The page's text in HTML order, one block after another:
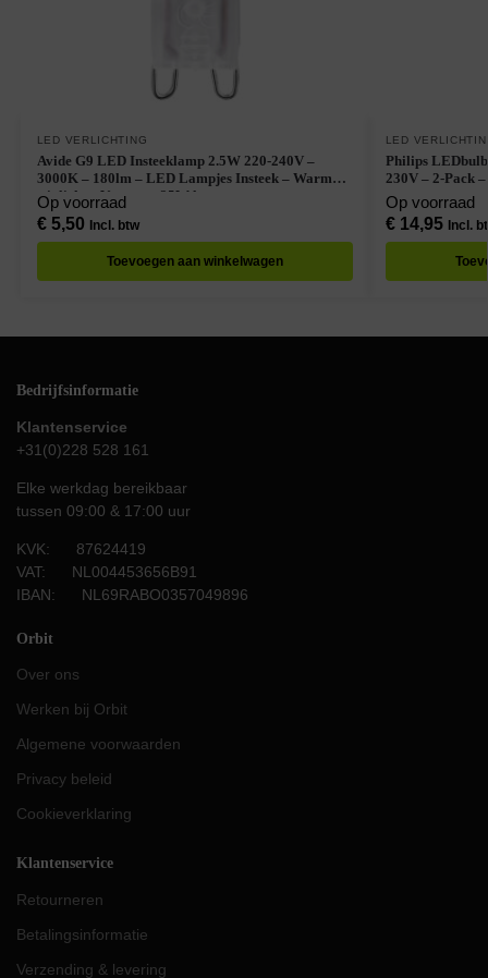
LED VERLICHTING
Avide G9 LED Insteeklamp 2.5W 220-240V –
3000K – 180lm – LED Lampjes Insteek – Warm
wit licht – Vervangt 25W lamp
Op voorraad
€5,50 Incl. btw
Toevoegen aan winkelwagen
LED
Philips
230V – 2-Pack
Op voorraad
€14,95 Incl.
Bedrijfsinformatie
Klantenservice
+31(0)228 528 161
Elke werkdag bereikbaar
tussen 09:00 & 17:00 uur
KVK: 87624419
VAT: NL004453656B91
IBAN: NL69RABO0357049896
Orbit
Over ons
Werken bij Orbit
Algemene voorwaarden
Privacy beleid
Cookieverklaring
Klantenservice
Retourneren
Betalingsinformatie
Verzending & levering